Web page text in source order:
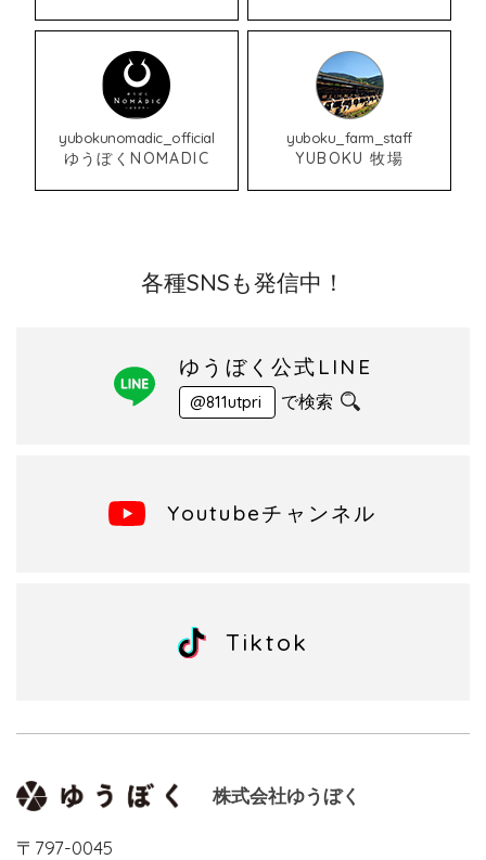
yubokunomadic_official
ゆうぼくNOMADIC
yuboku_farm_staff
YUBOKU 牧場
各種SNSも発信中！
ゆうぼく公式LINE
@811utpri で検索
Youtubeチャンネル
Tiktok
株式会社ゆうぼく
〒797-0045